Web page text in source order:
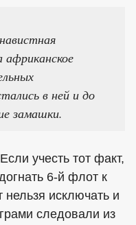
африканское
в ней и до
замашки.
Если учесть тот факт,
6-й флот к
нельзя исключать и
следовали из